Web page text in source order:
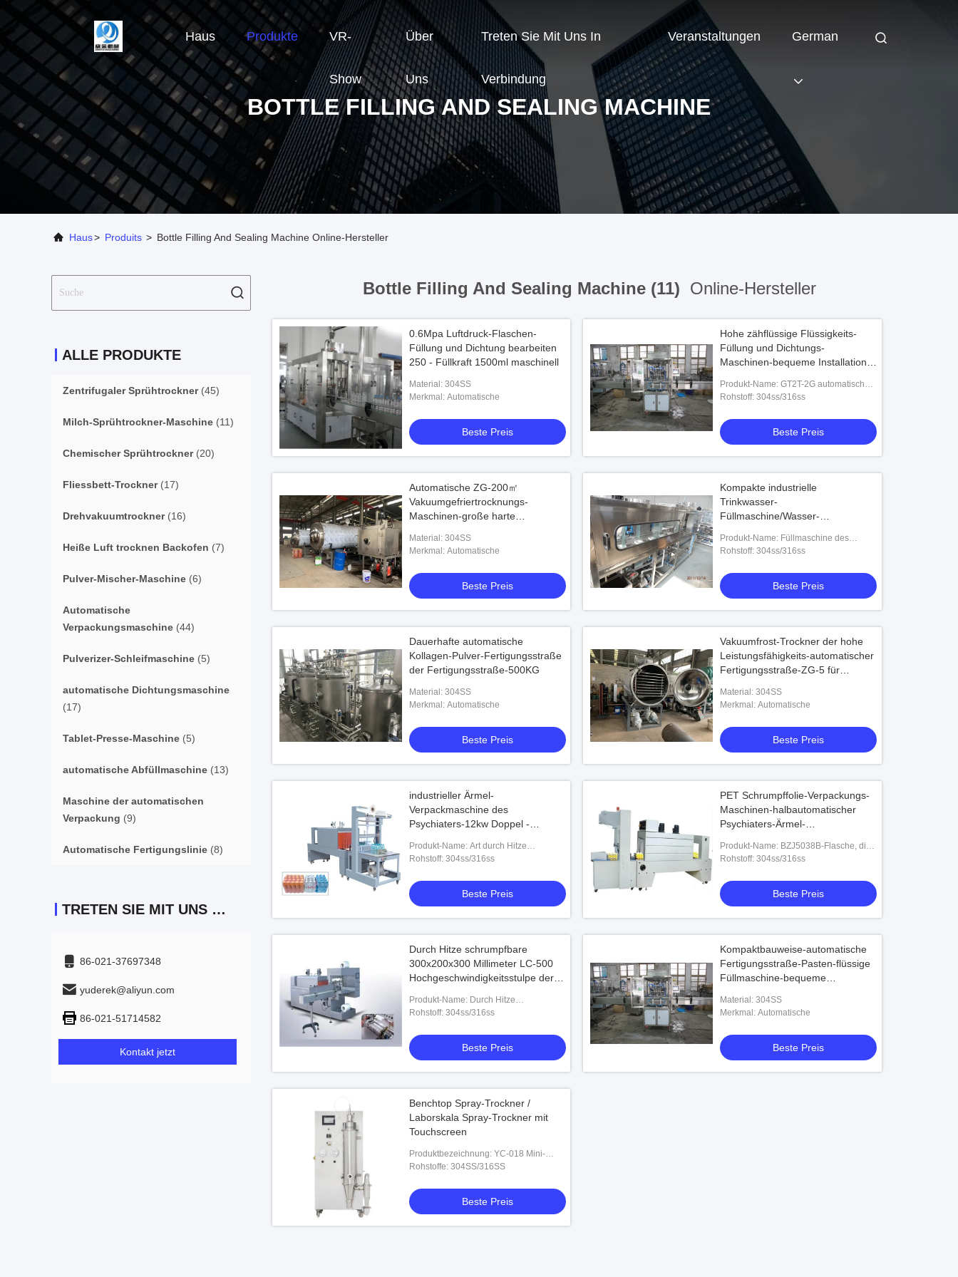
Haus Produkte VR-
Show
Über
Uns
Treten Sie Mit Uns In
Verbindung
Veranstaltungen German
BOTTLE FILLING AND SEALING MACHINE
Haus> Produits > Bottle Filling And Sealing Machine Online-Hersteller
ALLE PRODUKTE
Zentrifugaler Sprühtrockner(45)
Milch-Sprühtrockner-Maschine (11)
Chemischer Sprühtrockner(20)
Fliessbett-Trockner(17)
Drehvakuumtrockner(16)
Heiße Luft trocknen Backofen (7)
Pulver-Mischer-Maschine (6)
Automatische
Verpackungsmaschine (44)
Pulverizer-Schleifmaschine (5)
automatische Dichtungsmaschine
(17)
Tablet-Presse-Maschine (5)
automatische Abfüllmaschine (13)
Maschine der automatischen
Verpackung (9)
Automatische Fertigungslinie (8)
TRETEN SIE MIT UNS IN VERBINDUNG
86-021-37697348
yuderek@aliyun.com
86-021-51714582
Kontakt jetzt
Bottle Filling And Sealing Machine (11) Online-Hersteller
0.6Mpa Luftdruck-Flaschen-
Füllung und Dichtung bearbeiten
250 - Füllkraft 1500ml maschinell
Material: 304SS
Merkmal: Automatische
Beste Preis
Hohe zähflüssige Flüssigkeits-
Füllung und Dichtungs-
Maschinen-bequeme Installation
industriell
Produkt-Name: GT2T-2G automatische
Paste &Liquid Füllmaschine
Rohstoff: 304ss/316ss
Beste Preis
Automatische ZG-200㎡
Vakuumgefriertrocknungs-
Maschinen-große harte
Material: 304SS
Merkmal: Automatische
Beste Preis
Kompakte industrielle
Trinkwasser-
Füllmaschine/Wasser-
Produkt-Name: Füllmaschine des
Trinkwasser-QGF-100
Rohstoff: 304ss/316ss
Beste Preis
Dauerhafte automatische
Kollagen-Pulver-Fertigungsstraße
der Fertigungsstraße-500KG
Material: 304SS
Merkmal: Automatische
Beste Preis
Vakuumfrost-Trockner der hohe
Leistungsfähigkeits-automatischer
Fertigungsstraße-ZG-5 für
Material: 304SS
Merkmal: Automatische
Beste Preis
industrieller Ärmel-
Verpackmaschine des
Psychiaters-12kw Doppel -
Produkt-Name: Art durch Hitze
schrumpfbare Verpackmaschine des
Rohstoff: 304ss/316ss
Beste Preis
PET Schrumpffolie-Verpackungs-
Maschinen-halbautomatischer
Psychiaters-Ärmel-
Produkt-Name: BZJ5038B-Flasche, die
halbautomatische Ärmel-Verpackung
Schrumpfve
Rohstoff: 304ss/316ss
Beste Preis
Durch Hitze schrumpfbare
300x200x300 Millimeter LC-500
Hochgeschwindigkeitsstulpe der
Maschinen-
Produkt-Name: Durch Hitze
schrumpfbare Verpackmaschine der
Rohstoff: 304ss/316ss
Beste Preis
Kompaktbauweise-automatische
Fertigungsstraße-Pasten-flüssige
Füllmaschine-bequeme
Material: 304SS
Merkmal: Automatische
Beste Preis
Benchtop Spray-Trockner /
Laborskala Spray-Trockner mit
Touchscreen
Produktbezeichnung: YC-018 Mini-
Sprühtrockner
Rohstoffe: 304SS/316SS
Beste Preis